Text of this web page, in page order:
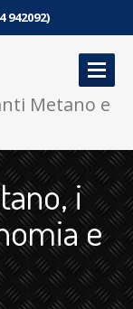
942092)
i
e